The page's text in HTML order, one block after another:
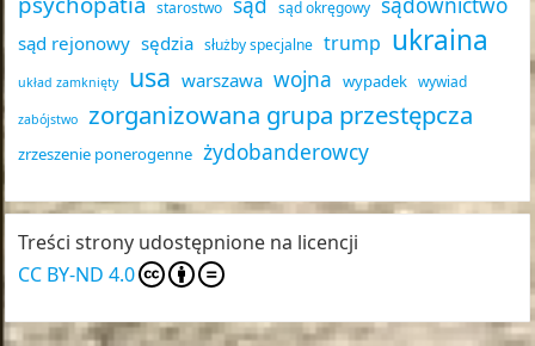
starostwo sąd okręgowy
sąd rejonowy sędzia służby specjalne trump ukraina
układ zamknięty usa warszawa wojna wypadek wywiad
zabójstwo zorganizowana grupa przestępcza
zrzeszenie ponerogenne żydobanderowcy
Treści strony udostępnione na licencji
CC BY-ND 4.0